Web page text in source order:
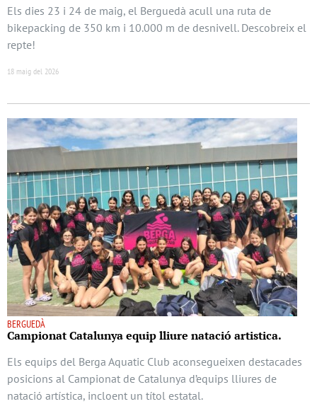
Els dies 23 i 24 de maig, el Berguedà acull una ruta de
bikepacking de 350 km i 10.000 m de desnivell. Descobreix el
repte!
18 maig del 2026
BERGUEDÀ
Campionat Catalunya equip lliure natació artistica.
Els equips del Berga Aquatic Club aconsegueixen destacades
posicions al Campionat de Catalunya d’equips lliures de
natació artística, incloent un títol estatal.